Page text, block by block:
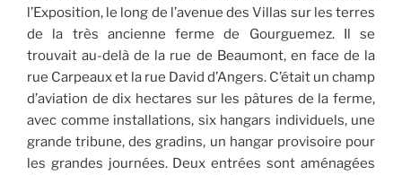
l’Exposition, le long de l’avenue des Villas sur les terres
de la très ancienne ferme de Gourguemez. Il se
trouvait au-delà de la rue de Beaumont, en face de la
rue Carpeaux et la rue David d’Angers. C’était un champ
d’aviation de dix hectares sur les pâtures de la ferme,
avec comme installations, six hangars individuels, une
grande tribune, des gradins, un hangar provisoire pour
les grandes journées. Deux entrées sont aménagées